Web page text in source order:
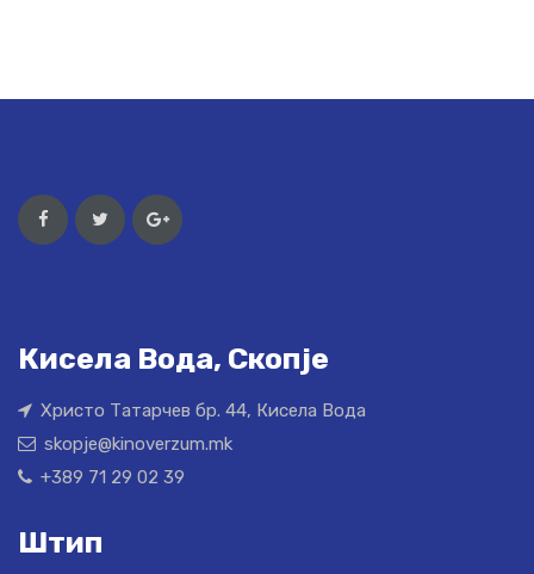
Кисела Вода, Скопје
Христо Татарчев бр. 44, Кисела Вода
skopje@kinoverzum.mk
+389 71 29 02 39
Штип